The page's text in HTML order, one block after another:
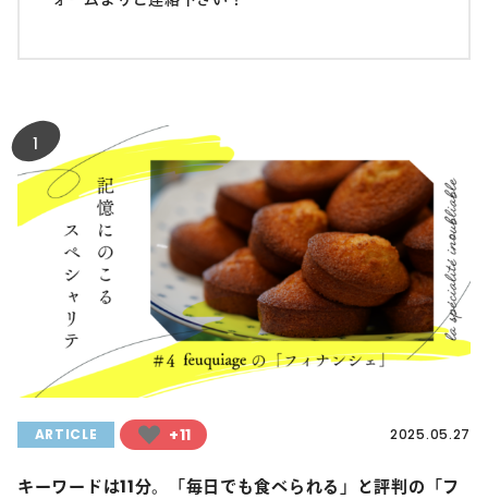
1
ARTICLE +11 2025.05.27
キーワードは11分。「毎日でも食べられる」と評判の「フ